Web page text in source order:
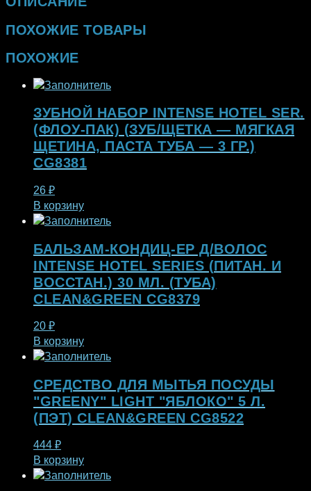
ПОХОЖИЕ ТОВАРЫ
ПОХОЖИЕ
ЗУБНОЙ НАБОР INTENSE HOTEL SER.
(ФЛОУ-ПАК) (ЗУБ/ЩЕТКА — МЯГКАЯ
ЩЕТИНА, ПАСТА ТУБА — 3 ГР.)
CG8381
26 ₽
В корзину
БАЛЬЗАМ-КОНДИЦ-ЕР Д/ВОЛОС
INTENSE HOTEL SERIES (ПИТАН. И
ВОССТАН.) 30 МЛ. (ТУБА)
CLEAN&GREEN CG8379
20 ₽
В корзину
СРЕДСТВО ДЛЯ МЫТЬЯ ПОСУДЫ
"GREENY" LIGHT "ЯБЛОКО" 5 Л.
(ПЭТ) CLEAN&GREEN CG8522
444 ₽
В корзину